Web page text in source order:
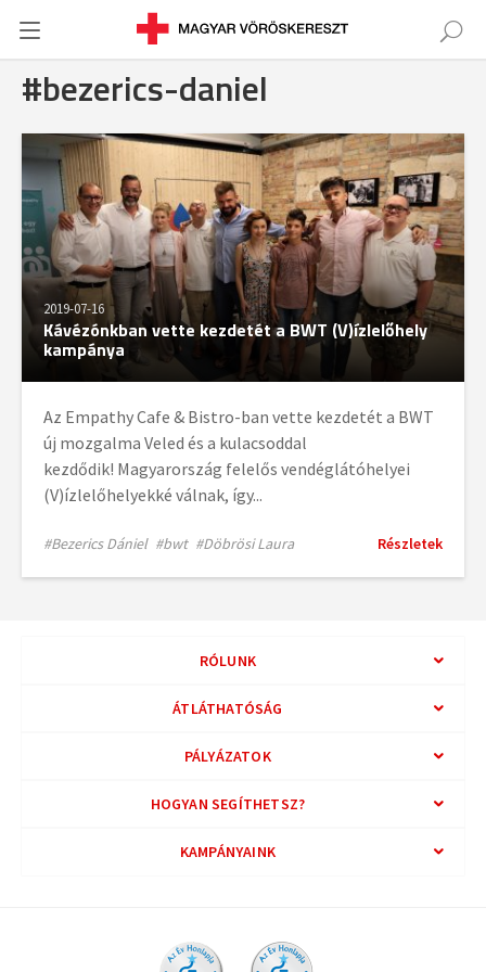
#bezerics-daniel
2019-07-16
Kávézónkban vette kezdetét a BWT (V)ízlelőhely
kampánya
Az Empathy Cafe & Bistro-ban vette kezdetét a BWT
új mozgalma Veled és a kulacsoddal
kezdődik! Magyarország felelős vendéglátóhelyei
(V)ízlelőhelyekké válnak, így...
#Bezerics Dániel #bwt #Döbrösi Laura Részletek
RÓLUNK
ÁTLÁTHATÓSÁG
PÁLYÁZATOK
HOGYAN SEGÍTHETSZ?
KAMPÁNYAINK